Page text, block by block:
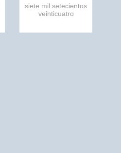
siete mil setecientos
veinticuatro